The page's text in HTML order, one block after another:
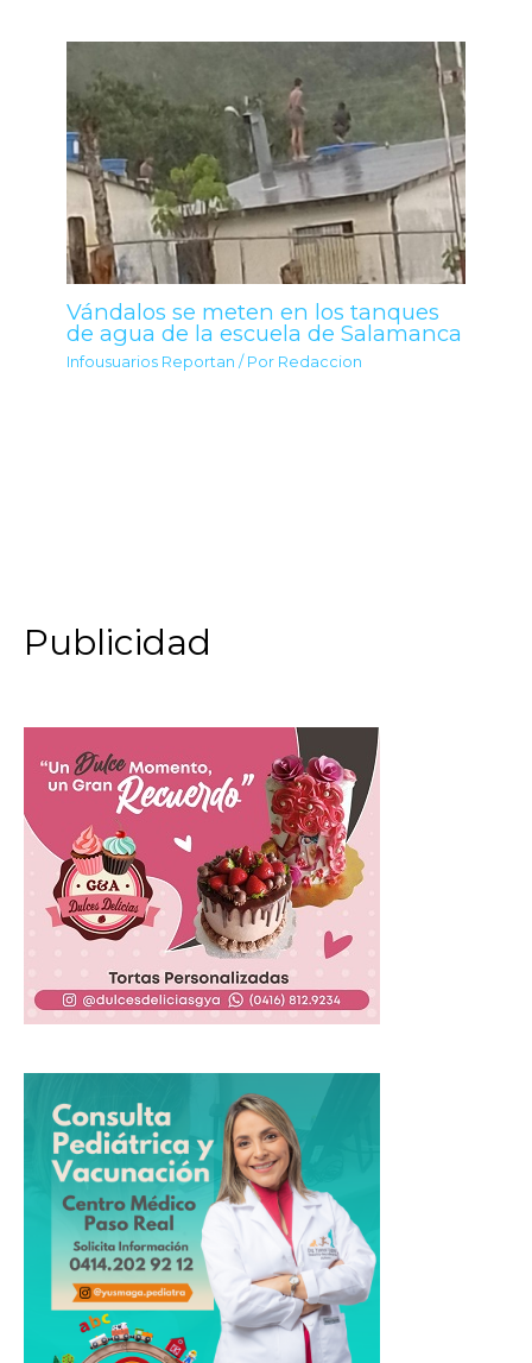
Vándalos se meten en los tanques
de agua de la escuela de Salamanca
Infousuarios Reportan / Por Redaccion
Publicidad